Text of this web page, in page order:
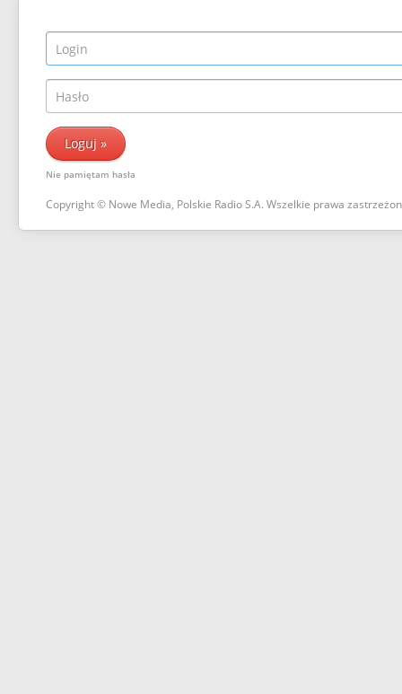
Nie pamiętam hasła
Copyright © Nowe Media, Polskie Radio S.A. Wszelkie prawa